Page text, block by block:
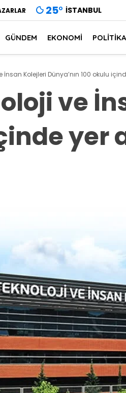
25° İSTANBUL
GÜNDEM EKONOMİ POLİTİKA
İnsan Kolejleri Dünya’nın 100 okulu
ve
yer